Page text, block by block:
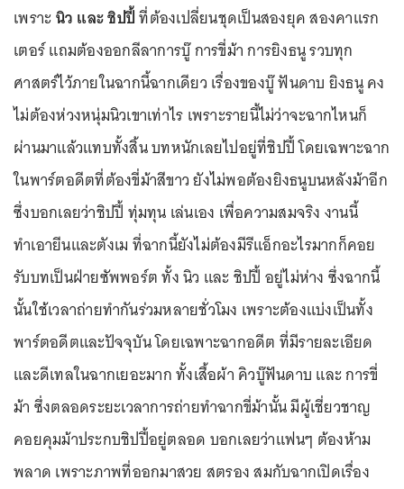
เพราะนิว และ ชิปปี้ที่ต้องเปลี่ยนชุดเป็นสองยุค สองคาแรก
เตอร์ แถมต้องออกลีลาการบู๊ การขี่ม้า การยิงธนู รวบทุก
ศาสตร์ไว้ภายในฉากนี้ฉากเดียว เรื่องของบู๊ ฟันดาบ ยิงธนู คง
ไม่ต้องห่วงหนุ่มนิวเขาเท่าไร เพราะรายนี้ไม่ว่าจะฉากไหนก็
ผ่านมาแล้วแทบทั้งสิ้น บทหนักเลยไปอยู่ที่ชิปปี้ โดยเฉพาะฉาก
ในพาร์ตอดีตที่ต้องขี่ม้าสีขาว ยังไม่พอต้องยิงธนูบนหลังม้าอีก
ซึ่งบอกเลยว่าชิปปี้ ทุ่มทุน เล่นเอง เพื่อความสมจริง งานนี้
ทำเอายีนและตังเม ที่ฉากนี้ยังไม่ต้องมีรีแอ็กอะไรมากก็คอย
รับบทเป็นฝ่ายซัพพอร์ต ทั้ง นิว และ ชิปปี้ อยู่ไม่ห่าง ซึ่งฉากนี้
นั้นใช้เวลาถ่ายทำกันร่วมหลายชั่วโมง เพราะต้องแบ่งเป็นทั้ง
พาร์ตอดีตและปัจจุบัน โดยเฉพาะฉากอดีต ที่มีรายละเอียด
และดีเทลในฉากเยอะมาก ทั้งเสื้อผ้า คิวบู๊ฟันดาบ และ การขี่
ม้า ซึ่งตลอดระยะเวลาการถ่ายทำฉากขี่ม้านั้น มีผู้เชี่ยวชาญ
คอยคุมม้าประกบชิปปี้อยู่ตลอด บอกเลยว่าแฟนๆ ต้องห้าม
พลาด เพราะภาพที่ออกมาสวย สตรอง สมกับฉากเปิดเรื่อง